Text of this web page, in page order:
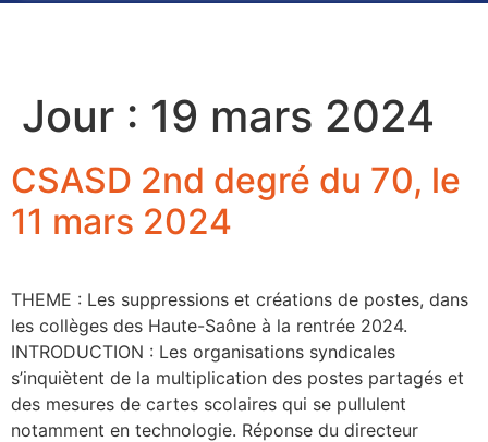
Jour : 19 mars 2024
CSASD 2nd degré du 70, le
11 mars 2024
THEME : Les suppressions et créations de postes, dans
les collèges des Haute-Saône à la rentrée 2024.
INTRODUCTION : Les organisations syndicales
s’inquiètent de la multiplication des postes partagés et
des mesures de cartes scolaires qui se pullulent
notamment en technologie. Réponse du directeur